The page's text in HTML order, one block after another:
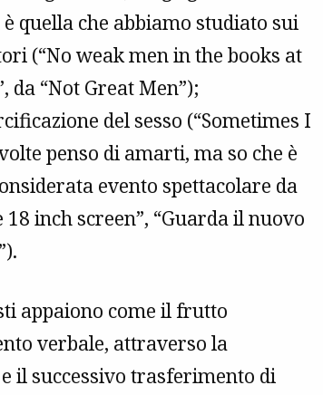
quella che abbiamo studiato sui
(“No weak men in the books at
da “Not Great Men”);
del sesso (“Sometimes I
penso di amarti, ma so che è
evento spettacolare da
inch screen”, “Guarda il nuovo
appaiono come il frutto
verbale, attraverso la
il successivo trasferimento di